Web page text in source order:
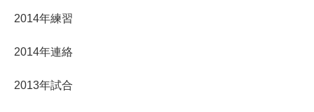
2014年練習
2014年連絡
2013年試合